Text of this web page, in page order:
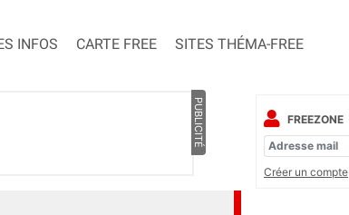
INFOS CARTE FREE SITES THÉMA-FREE
PUBLICITÉ
FREEZONE
Créer un compte